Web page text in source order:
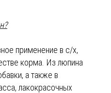
применение в с/х,
корма. Из люпина
а также в
лакокрасочных